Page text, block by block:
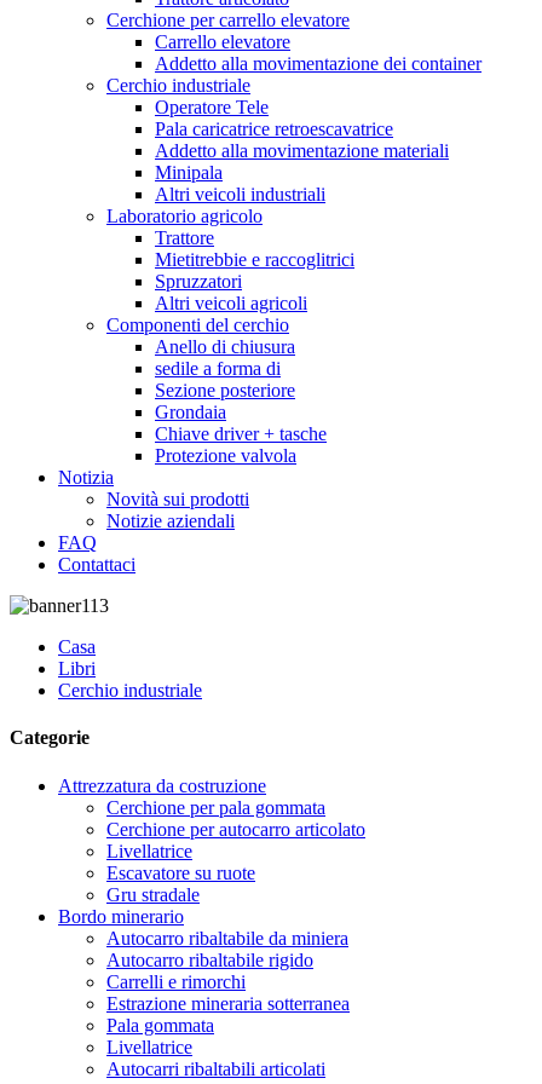
Cerchione per carrello elevatore
Carrello elevatore
Addetto alla movimentazione dei container
Cerchio industriale
Operatore Tele
Pala caricatrice retroescavatrice
Addetto alla movimentazione materiali
Minipala
Altri veicoli industriali
Laboratorio agricolo
Trattore
Mietitrebbie e raccoglitrici
Spruzzatori
Altri veicoli agricoli
Componenti del cerchio
Anello di chiusura
sedile a forma di
Sezione posteriore
Grondaia
Chiave driver + tasche
Protezione valvola
Notizia
Novità sui prodotti
Notizie aziendali
FAQ
Contattaci
Casa
Libri
Cerchio industriale
Categorie
Attrezzatura da costruzione
Cerchione per pala gommata
Cerchione per autocarro articolato
Livellatrice
Escavatore su ruote
Gru stradale
Bordo minerario
Autocarro ribaltabile da miniera
Autocarro ribaltabile rigido
Carrelli e rimorchi
Estrazione mineraria sotterranea
Pala gommata
Livellatrice
Autocarri ribaltabili articolati